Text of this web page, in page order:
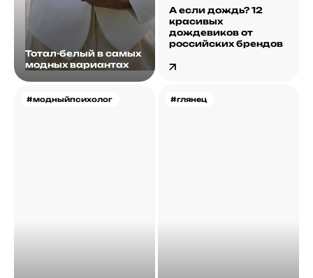
Тотал-белый в самых
модных вариантах
А если дождь? 12
красивых
дождевиков от
российских брендов
#модныйпсихолог #глянец